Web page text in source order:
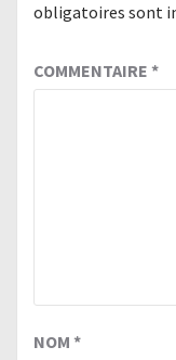
obligatoires sont
COMMENTAIRE *
NOM *